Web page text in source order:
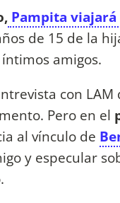
Pampita
de 15 de la
íntimos amigos.
con
Pero en el
al vínculo de
y especular